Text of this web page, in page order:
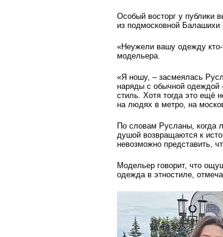
Особый восторг у публики
из подмосковной Балашихи
«Неужели вашу одежду кто-
модельера.
«Я ношу, – засмеялась
наряды с обычной одеждой
стиль. Хотя тогда это ещё
на людях в метро, на
По словам Русланы, когда
душой возвращаются к
невозможно представить,
Модельер говорит, что
одежда в этно­стиле,